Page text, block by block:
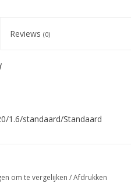
Reviews (0)
1.6/standaard/Standaard
om te vergelijken /Afdrukken